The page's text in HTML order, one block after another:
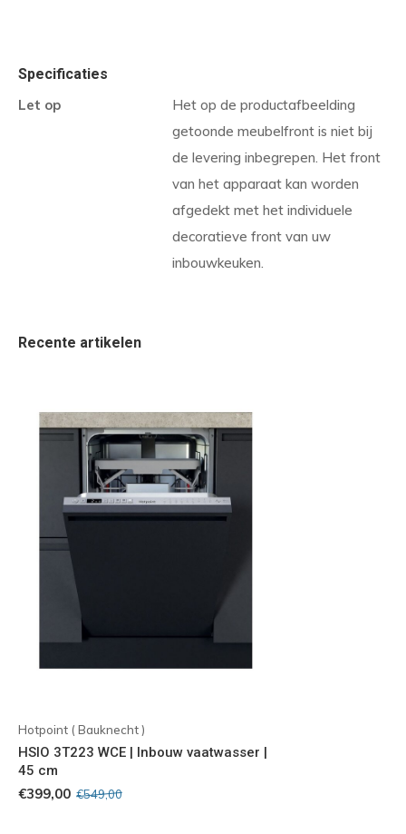
Specificaties
Let op
Het op de productafbeelding
getoonde meubelfront is niet bij
de levering inbegrepen. Het front
van het apparaat kan worden
afgedekt met het individuele
decoratieve front van uw
inbouwkeuken.
Recente artikelen
Hotpoint ( Bauknecht )
HSIO 3T223 WCE | Inbouw vaatwasser |
45 cm
€399,00 €549,00